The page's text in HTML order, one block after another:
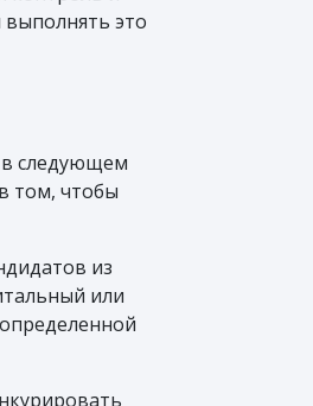
это
в следующем
том, чтобы
из
или